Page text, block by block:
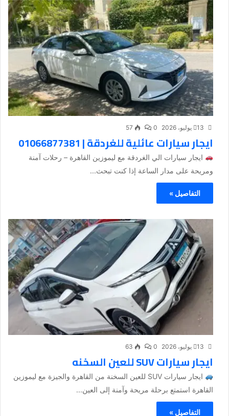
13 يوليو، 2026 0
57
ايجار سيارات عائلية للغردقة | 01066877381
ايجار سيارات الي الغردقة مع ليموزين القاهرة – رحلات آمنة
ومريحة على مدار الساعة إذا كنت تبحث...
التفاصيل »
13 يوليو، 2026 0
63
ايجار سيارات SUV للعين السخنه
ايجار سيارات SUV للعين السخنة من القاهرة والجيزة مع ليموزين
القاهرة استمتع برحلة مريحة وآمنة إلى العين...
التفاصيل »